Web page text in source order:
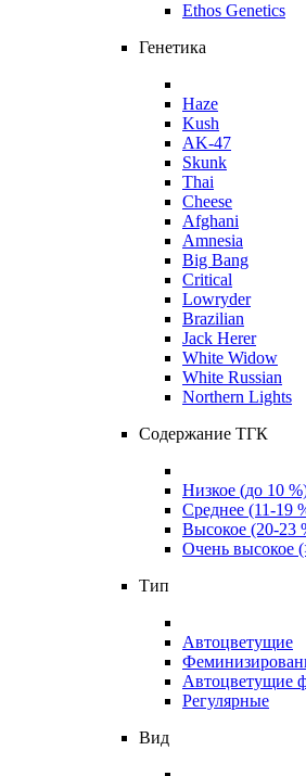
Ethos Genetics
Генетика
Haze
Kush
AK-47
Skunk
Thai
Cheese
Afghani
Amnesia
Big Bang
Critical
Lowryder
Brazilian
Jack Herer
White Widow
White Russian
Northern Lights
Содержание ТГК
Низкое (до 10
Среднее (11-19
Высокое (20-23
Очень высокое
Тип
Автоцветущие
Автоцветущие
Регулярные
Вид